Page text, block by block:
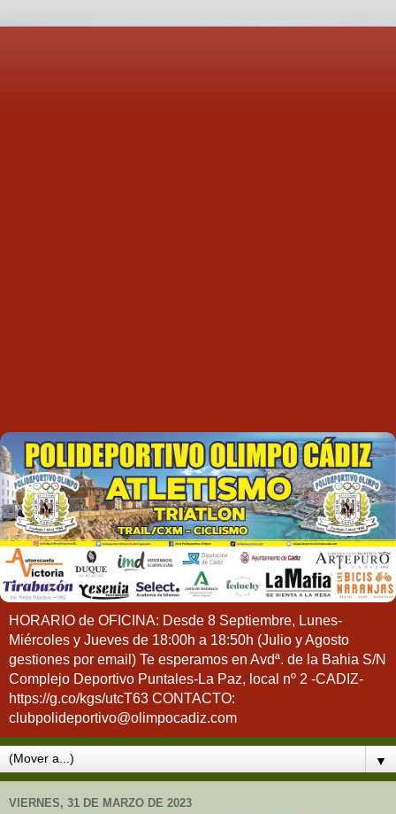
HORARIO de OFICINA: Desde 8 Septiembre, Lunes-
Miércoles y Jueves de 18:00h a 18:50h (Julio y Agosto
gestiones por email) Te esperamos en Avdª. de la Bahia S/N
Complejo Deportivo Puntales-La Paz, local nº 2 -CADIZ-
https://g.co/kgs/utcT63 CONTACTO:
clubpolideportivo@olimpocadiz.com
▼
VIERNES, 31 DE MARZO DE 2023